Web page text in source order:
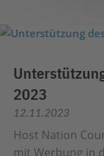
2023
12.11.2023
Host Nation
mit Werbung in